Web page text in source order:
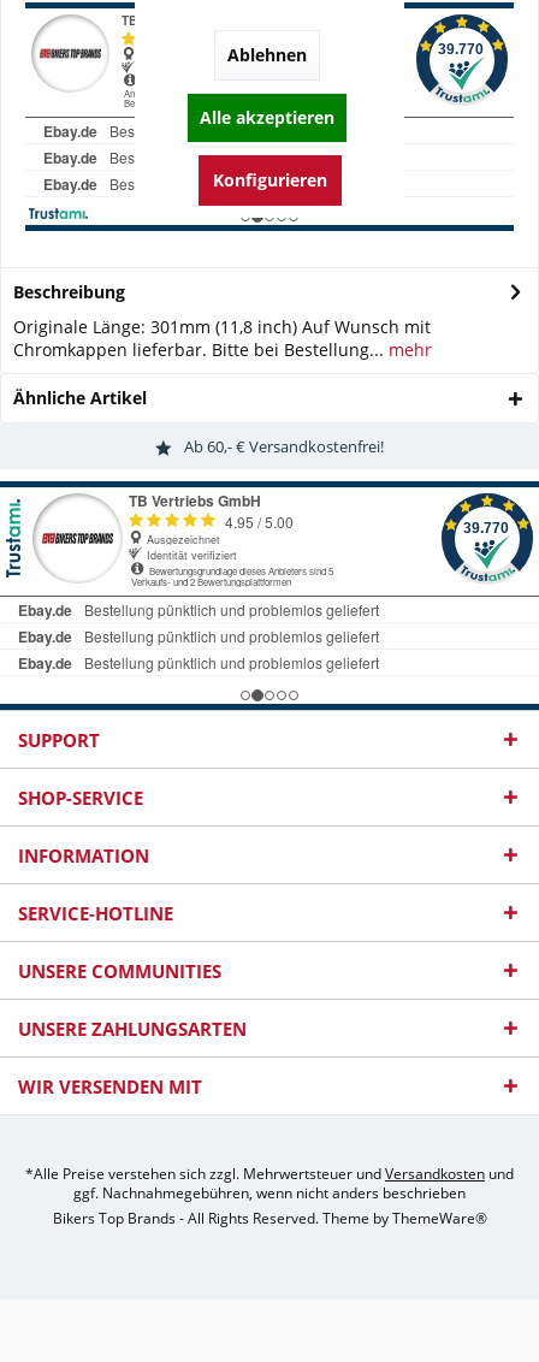
Beschreibung
Originale Länge: 301mm (11,8 inch) Auf Wunsch mit
Chromkappen lieferbar. Bitte bei Bestellung... mehr
Ähnliche Artikel
Ab 60,- € Versandkostenfrei!
SUPPORT
SHOP-SERVICE
INFORMATION
SERVICE-HOTLINE
UNSERE COMMUNITIES
UNSERE ZAHLUNGSARTEN
WIR VERSENDEN MIT
*Alle Preise verstehen sich zzgl. Mehrwertsteuer undVersandkosten und
ggf. Nachnahmegebühren, wenn nicht anders beschrieben
Bikers Top Brands - All Rights Reserved. Theme byThemeWare®
Ablehnen
Alle akzeptieren
Konfigurieren